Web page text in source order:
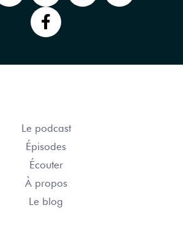
Le podcast
Épisodes
Écouter
À propos
Le blog